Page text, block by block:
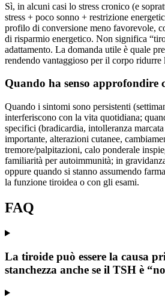
Sì, in alcuni casi lo stress cronico (e
stress + poco sonno + restrizione
profilo di conversione meno favorevole,
di risparmio energetico. Non significa
adattamento. La domanda utile è quale
rendendo vantaggioso per il corpo ridurre
Quando ha senso approfondire
Quando i sintomi sono persistenti
interferiscono con la vita quotidiana;
specifici (bradicardia, intolleranza
importante, alterazioni cutanee,
tremore/palpitazioni, calo ponderale
familiarità per autoimmunità; in
oppure quando si stanno assumendo
la funzione tiroidea o con gli esami.
FAQ
La tiroide può essere la causa
stanchezza anche se il TSH è